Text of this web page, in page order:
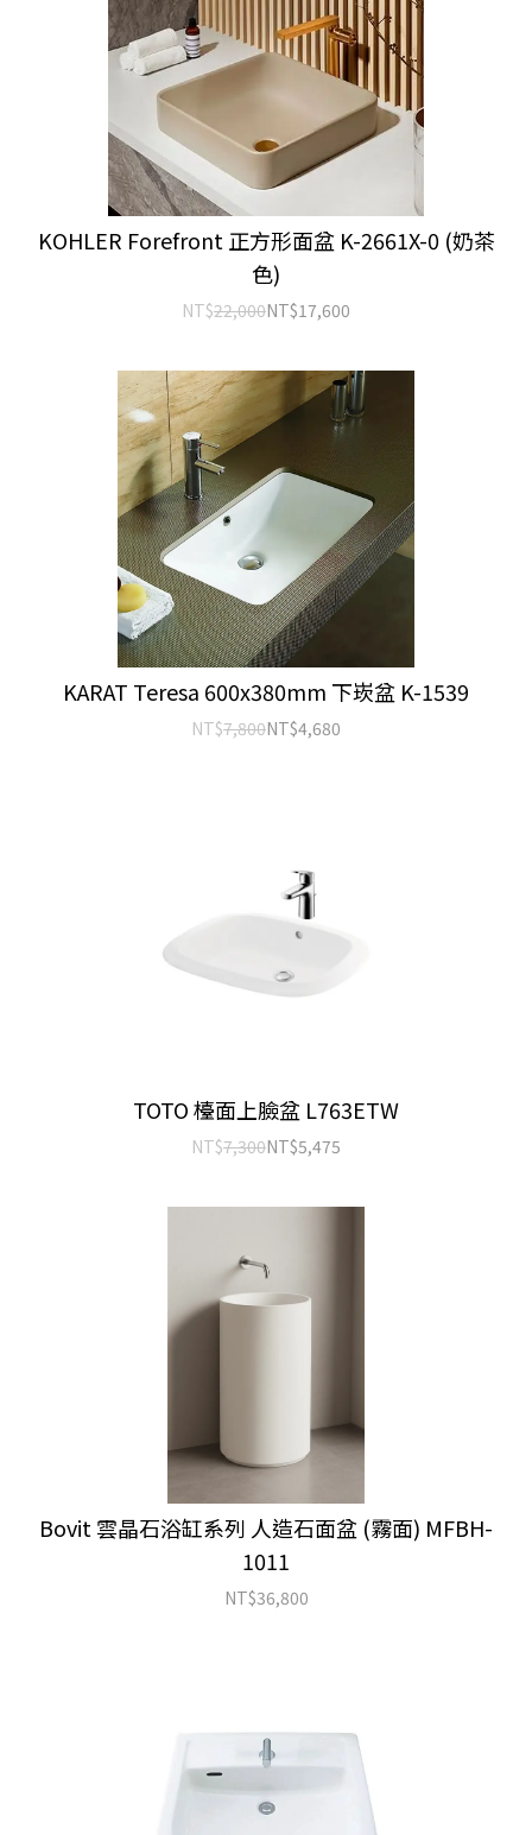
KOHLER Forefront 正方形面盆 K-2661X-0 (奶茶
色)
NT$22,000NT$17,600
KARAT Teresa 600x380mm 下崁盆 K-1539
NT$7,800NT$4,680
TOTO 檯面上臉盆 L763ETW
NT$7,300NT$5,475
Bovit 雲晶石浴缸系列 人造石面盆 (霧面) MFBH-
1011
NT$36,800